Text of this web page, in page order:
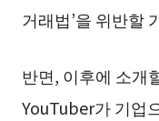
거래법’을 위반할
반면, 이후에 소개
YouTuber가 기업